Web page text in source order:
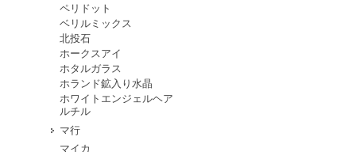
ペリドット
ベリルミックス
北投石
ホークスアイ
ホタルガラス
ホランド鉱入り水晶
ホワイトエンジェルヘア
ルチル
マ行
マイカ